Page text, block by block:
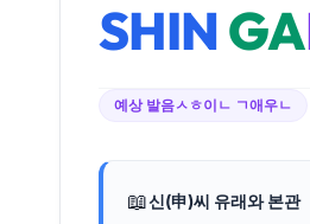
SHINGA
예상 발음ㅅㅎ이ㄴ ㄱ애우ㄴ
📖신(申)씨 유래와 본관